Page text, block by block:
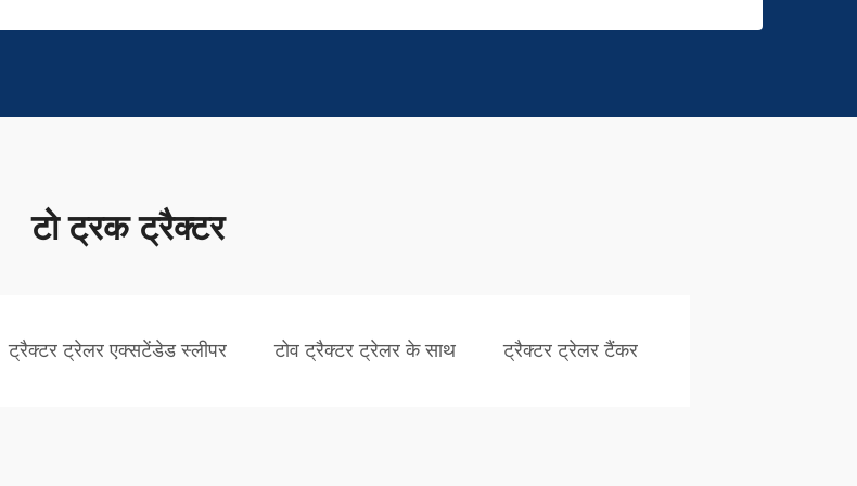
टो ट्रक ट्रैक्टर
ट्रैक्टर ट्रेलर एक्सटेंडेड स्लीपर टोव ट्रैक्टर ट्रेलर के साथ ट्रैक्टर ट्रेलर टैंकर